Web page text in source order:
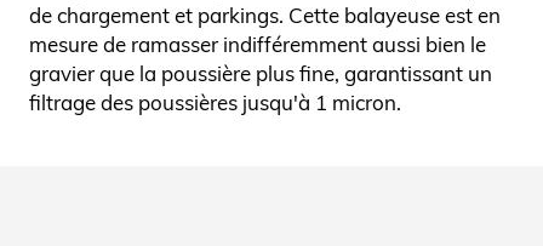
de chargement et parkings. Cette balayeuse est en
mesure de ramasser indifféremment aussi bien le
gravier que la poussière plus fine, garantissant un
filtrage des poussières jusqu'à 1 micron.